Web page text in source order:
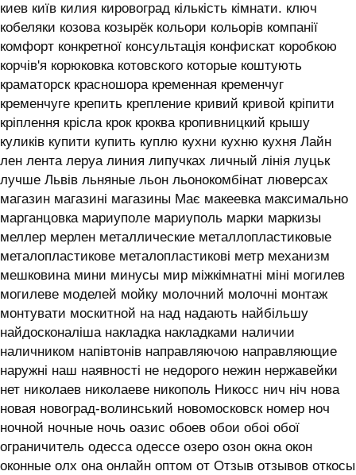
киев київ килия кировоград кількість кімнати. ключ
кобеляки козова козырёк кольори кольорів компанії
комфорт конкретної консультація конфискат коробкою
корчів'я корюковка котовского которые коштують
краматорск красношора кременная кременчуг
кременчуге крепить крепление кривий кривой кріпити
кріплення крісла крок кроква кропивницкий крышу
куликів купити купить куплю кухни кухню кухня ‎Лайн
лен лента леруа линия липучках личный лінія луцьк
лучше Львів льняные льон льонокомбінат люверсах
магазин магазині магазины Має макеевка максимально
марганцовка мариуполе мариуполь марки маркизы
меллер мерлен металлические металлопластиковые
металопластикове металопластикові метр механизм
мешковина мини минусы мир міжкімнатні міні могилев
могилеве моделей мойку молочний молочні монтаж
монтувати москитной на над надають найбільшу
найдосконаліша накладка накладками наличии
наличником напівтонів направляючою направляющие
наружні наш наявності не недорого нежин нержавейки
нет николаев николаеве никополь Никосс нич ніч нова
новая новоград-волинський новомосковск номер ноч
ночной ночные ночь оазис обоев обои обоі обої
ограничитель одесса одессе озеро озон окна окон
оконные олх она онлайн оптом от Отзыв отзывов откосы